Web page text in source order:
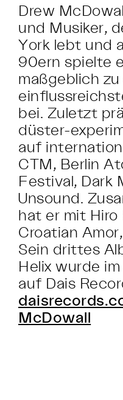
Drew
und Musiker,
York lebt und
90ern spielte
maßgeblich
bei. Zuletzt
düster-
auf
CTM, Berlin
Festival, Dark
Unsound.
hat er mit Hiro
Croatian
Sein drittes
Helix wurde
auf Dais
McDowall